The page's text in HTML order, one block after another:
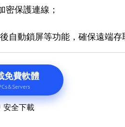
密保護連線；
自動鎖屏等功能，確保遠端存
免費軟體
安全下載